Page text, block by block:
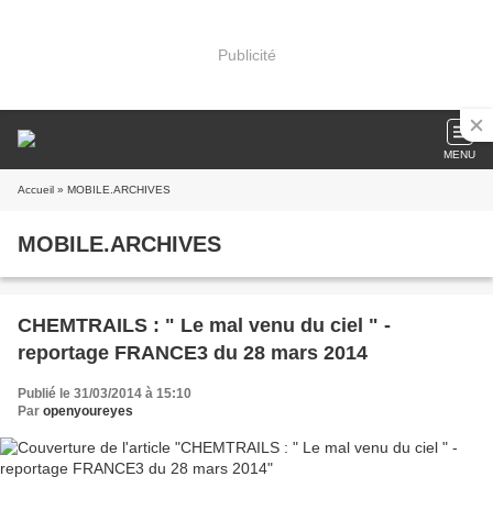
Publicité
MENU
Accueil » MOBILE.ARCHIVES
MOBILE.ARCHIVES
CHEMTRAILS : " Le mal venu du ciel " -
reportage FRANCE3 du 28 mars 2014
Publié le 31/03/2014 à 15:10
Par openyoureyes